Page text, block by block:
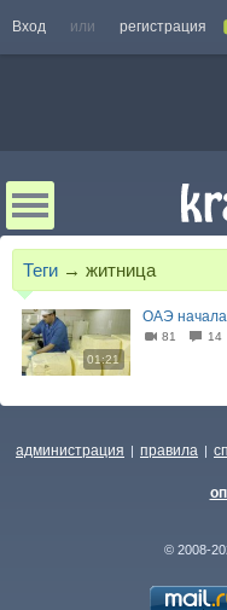
Вход или регистрация
Теги → житница
01:21
ОАЭ начала
81 14
администрация | правила |
© 2008-